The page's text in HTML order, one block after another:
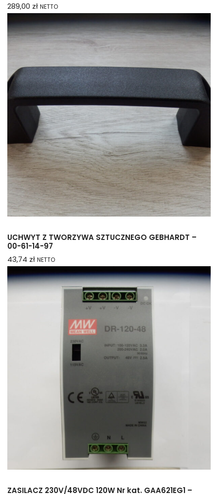
289,00 zł NETTO
UCHWYT Z TWORZYWA SZTUCZNEGO GEBHARDT –
00-61-14-97
43,74 zł NETTO
ZASILACZ 230V/48VDC 120W Nr kat. GAA621EG1 –